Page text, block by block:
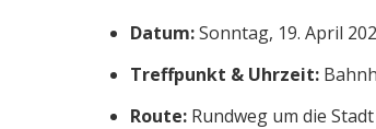
Datum:Sonntag, 19. April
Treffpunkt & Uhrzeit:
Route: Rundweg um die